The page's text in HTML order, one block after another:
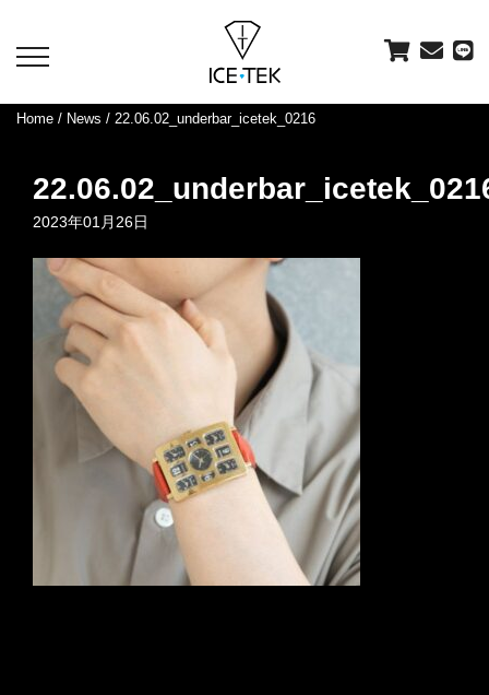
toggle
Home / News / 22.06.02_underbar_icetek_0216
2023年01月26日